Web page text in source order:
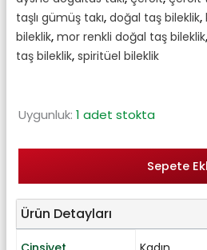
taşlı gümüş takı, doğal taş bileklik,
bileklik, mor renkli doğal taş bileklik,
taş bileklik, spiritüel bileklik
Uygunluk: 1 adet stokta
Sepete
Ürün Detayları